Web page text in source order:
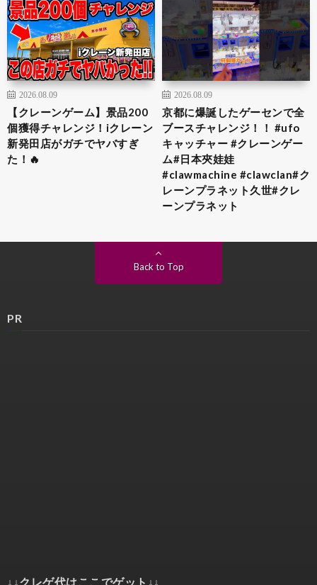
2026.08.09
【クレーンゲーム】景品200
個獲得チャレンジ！iクレーン
新発田店がガチでヤバすぎ
た！🔥
2026.08.09
京都に爆誕したゲーセンで全
ブースチャレンジ！！ #ufo
キャッチャー #クレーンゲー
ム#日本夾娃娃
#clawmachine #clawclan#ク
レーンプラネット久世#クレ
ーンプラネット
Back to Top
PR
↓↓クレゲ代はここでゲット↓↓